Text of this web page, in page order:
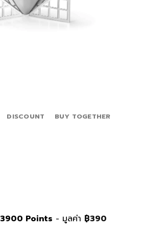
DISCOUNT BUY TOGETHER
3900 Points - มูลค่า ฿390